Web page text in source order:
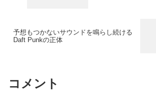
予想もつかないサウンドを鳴らし続ける
Daft Punkの正体
コメント